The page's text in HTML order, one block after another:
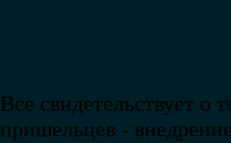
Все свидетельствует о
пришельцев -